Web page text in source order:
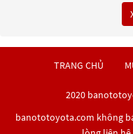
Toyota chuyên sản xuất các
đáng tin cậy, các mẫu xe
Camry, Toyota Corolla,
giới.
TRANG CHỦ
2020
banototoyota.com không